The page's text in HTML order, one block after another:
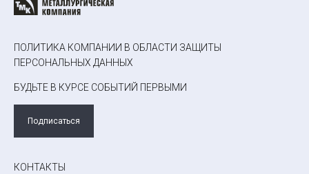
ПОЛИТИКА КОМПАНИИ В ОБЛАСТИ ЗАЩИТЫ
ПЕРСОНАЛЬНЫХ ДАННЫХ
БУДЬТЕ В КУРСЕ СОБЫТИЙ ПЕРВЫМИ
Подписаться
КОНТАКТЫ